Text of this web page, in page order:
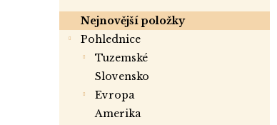
r
a
Nejnovější položky
Pohlednice
tuzemské
slovensko
evropa
amerika